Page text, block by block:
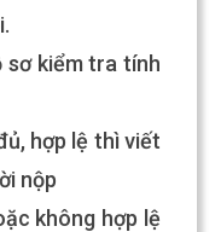
sơ kiểm tra tính
hợp lệ thì viết
nộp
không hợp lệ